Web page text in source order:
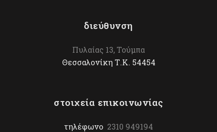
διεύθυνση
Πυλαίας 13, Τούμπα
Θεσσαλονίκη Τ.Κ. 54454
στοιχεία επικοινωνίας
τηλέφωνο 2310 949194